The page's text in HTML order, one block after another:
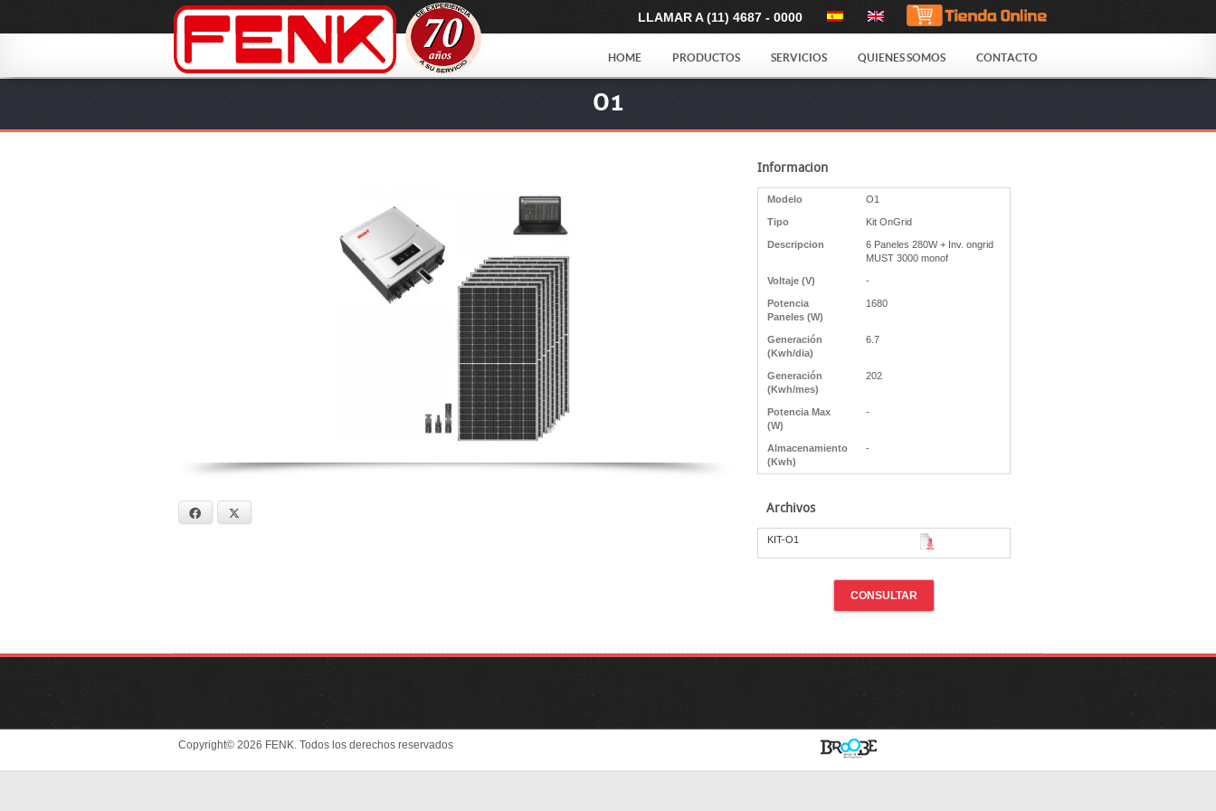
LLAMAR A (11) 4687 - 0000
HOME PRODUCTOS SERVICIOS QUIENES SOMOS CONTACTO
O1
Facebook
Informacion
Modelo O1
Tipo Kit OnGrid
Descripcion
6 Paneles 280W + Inv. ongrid
MUST 3000 monof
Voltaje (V) -
Potencia
Paneles (W)
1680
Generación
(Kwh/dia)
6.7
Generación
(Kwh/mes)
202
Potencia Max
(W)
-
Almacenamiento
(Kwh)
-
Archivos
KIT-O1
CONSULTAR
Copyright© 2026 FENK. Todos los derechos reservados